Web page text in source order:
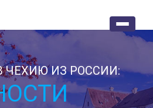
ЧЕХИЮ ИЗ РОССИИ: